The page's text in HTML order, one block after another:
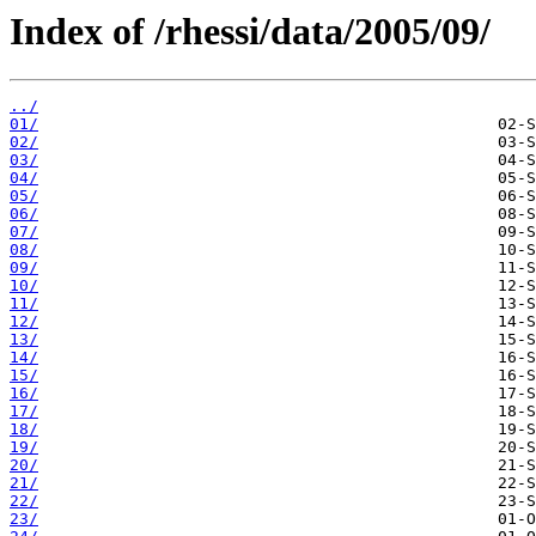
Index of /rhessi/data/2005/09/
../
01/
02/
03/
04/
05/
06/
07/
08/
09/
10/
11/
12/
13/
14/
15/
16/
17/
18/
19/
20/
21/
22/
23/